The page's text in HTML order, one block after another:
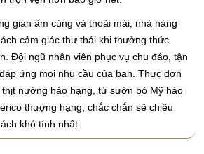
gian ấm cúng và thoải mái, nhà hàng
cảm giác thư thái khi thưởng thức
Đội ngũ nhân viên phục vụ chu đáo, tận
ứng mọi nhu cầu của bạn. Thực đơn
nướng hảo hạng, từ sườn bò Mỹ hảo
thượng hạng, chắc chắn sẽ chiều
khó tính nhất.